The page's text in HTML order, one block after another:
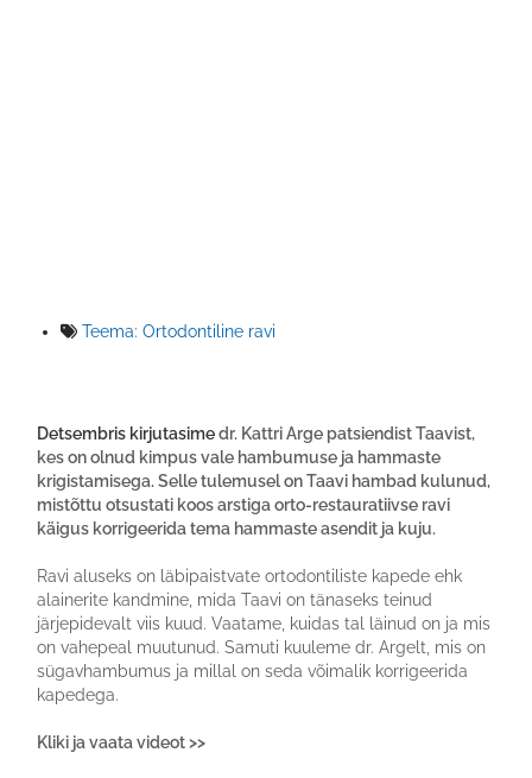
Teema:Ortodontiline ravi
Detsembris kirjutasimedr. Kattri Arge patsiendist Taavist,
kes on olnud kimpus vale hambumuse ja hammaste
krigistamisega. Selle tulemusel on Taavi hambad kulunud,
mistõttu otsustati koos arstiga orto-restauratiivse ravi
käigus korrigeerida tema hammaste asendit ja kuju.
Ravi aluseks on läbipaistvate ortodontiliste kapede ehk
alainerite kandmine, mida Taavi on tänaseks teinud
järjepidevalt viis kuud. Vaatame, kuidas tal läinud on ja mis
on vahepeal muutunud. Samuti kuuleme dr. Argelt, mis on
sügavhambumus ja millal on seda võimalik korrigeerida
kapedega.
Kliki ja vaata videot >>